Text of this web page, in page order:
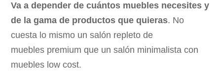
Va a depender de cuántos muebles necesites y
de la gama de productos que quieras. No
cuesta lo mismo un salón repleto de
muebles premium que un salón minimalista con
muebles low cost.